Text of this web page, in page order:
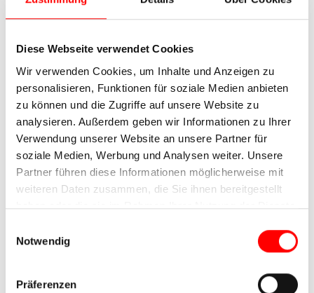
Diese Webseite verwendet Cookies
Wir verwenden Cookies, um Inhalte und Anzeigen zu
personalisieren, Funktionen für soziale Medien anbieten
zu können und die Zugriffe auf unsere Website zu
analysieren. Außerdem geben wir Informationen zu Ihrer
Verwendung unserer Website an unsere Partner für
soziale Medien, Werbung und Analysen weiter. Unsere
Partner führen diese Informationen möglicherweise mit
weiteren Daten zusammen, die Sie ihnen bereitgestellt
haben oder die sie im Rahmen Ihrer Nutzung der Dienste
Notwendig
Präferenzen